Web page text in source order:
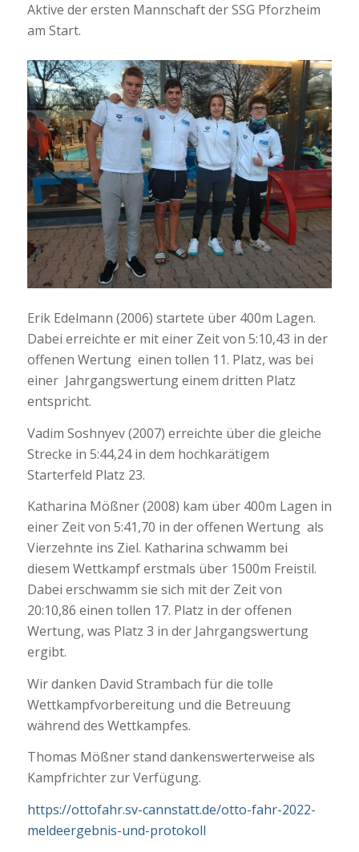
Aktive der ersten Mannschaft der SSG Pforzheim
am Start.
Erik Edelmann (2006) startete über 400m Lagen.
Dabei erreichte er mit einer Zeit von 5:10,43 in der
offenen Wertung einen tollen 11. Platz, was bei
einer Jahrgangswertung einem dritten Platz
entspricht.
Vadim Soshnyev (2007) erreichte über die gleiche
Strecke in 5:44,24 in dem hochkarätigem
Starterfeld Platz 23.
Katharina Mößner (2008) kam über 400m Lagen in
einer Zeit von 5:41,70 in der offenen Wertung als
Vierzehnte ins Ziel. Katharina schwamm bei
diesem Wettkampf erstmals über 1500m Freistil.
Dabei erschwamm sie sich mit der Zeit von
20:10,86 einen tollen 17. Platz in der offenen
Wertung, was Platz 3 in der Jahrgangswertung
ergibt.
Wir danken David Strambach für die tolle
Wettkampfvorbereitung und die Betreuung
während des Wettkampfes.
Thomas Mößner stand dankenswerterweise als
Kampfrichter zur Verfügung.
https://ottofahr.sv-cannstatt.de/otto-fahr-2022-
meldeergebnis-und-protokoll